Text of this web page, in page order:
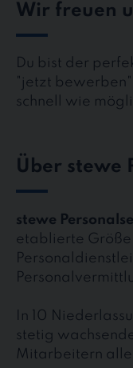
Wir freuen
Du bist der
"jetzt
schnell wie
Über stewe
stewe
etablierte Größe
In 10
stetig
Mitarbeitern